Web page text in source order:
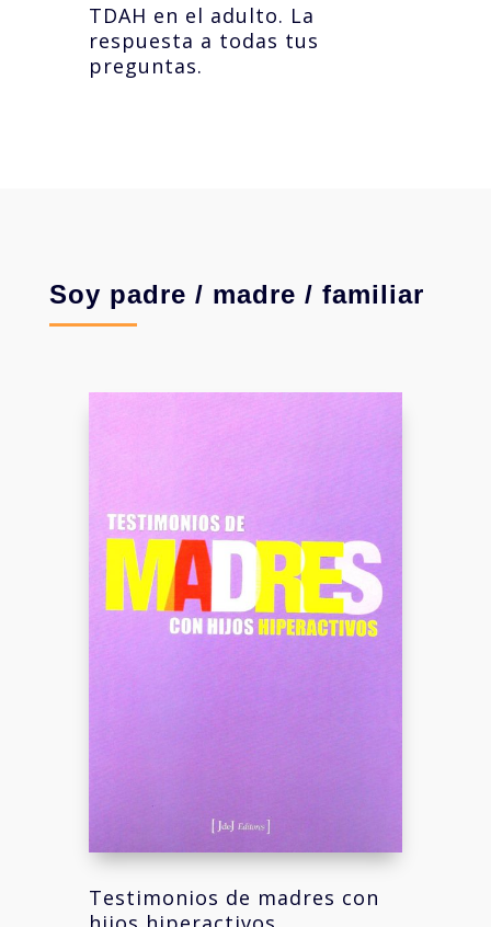
TDAH en el adulto. La
respuesta a todas tus
preguntas.
Soy padre / madre / familiar
Testimonios de madres con